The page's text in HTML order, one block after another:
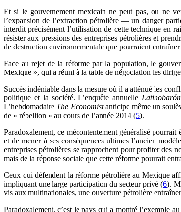
Et si le gouvernement mexicain ne peut pas, ou ne
l’expansion de l’extraction pétrolière — un danger
interdit précisément l’utilisation de cette technique en
résister aux pressions des entreprises pétrolières et
de destruction environnementale que pourraient
Face au rejet de la réforme par la population, le
Mexique », qui a réuni à la table de négociation les
Succès indéniable dans la mesure où il a atténué les
politique et la société. L’enquête annuelle
L’hebdomadaire The Economistanticipe même un
de « rébellion » au cours de l’année 2014 (5).
Paradoxalement, ce mécontentement généralisé
et de mener à ses conséquences ultimes l’ancien
entreprises pétrolières se rapprochent pour profiter des
mais de la réponse sociale que cette réforme pourrait
Ceux qui défendent la réforme pétrolière au Mexique
impliquant une large participation du secteur privé (6).
vis aux multinationales, une ouverture pétrolière
Paradoxalement, c’est le pays qui a montré l’exemple